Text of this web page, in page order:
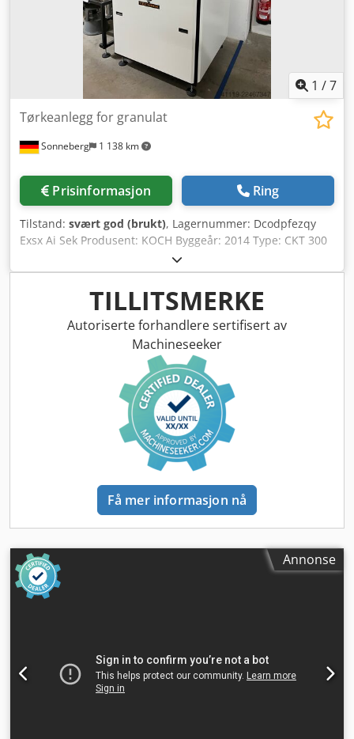
1 /7
Sonneberg 1 138 km
Tørkeanlegg for granulat
Prisinformasjon Ring
Tilstand: svært god (brukt), Lager­nummer: Dcodpfezqy
Exsx Ai Sek Produsent: KOCH Byggeår: 2014 Type: CKT 300
Maskinnummer: 4634 Temperaturområde: Trykk: bar
Granulatbeholder: 1 x 60 liter, 1 x 100 liter, 2 x 150 liter,
fordelingsstasjon styring for tørking styring for fordeling
Utstyr: stasjonært Merknad: Tilkobling: 30 kW
TILLITSMERKE
Autoriserte forhandlere sertifisert av
Machineseeker
Få mer informasjon nå
Annonse